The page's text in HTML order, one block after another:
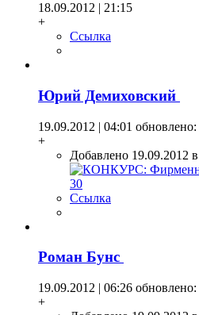
18.09.2012 | 21:15
+
Ссылка
Юрий Демиховский
19.09.2012 | 04:01
+
Добавлено 19.09.2012
Ссылка
Роман Бунс
19.09.2012 | 06:26
+